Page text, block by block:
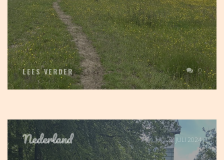
LEES VERDER 0
Nederland 22 JULI 2024